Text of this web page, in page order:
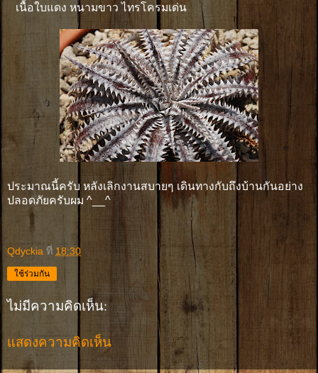
เนื้อใบแดง หนามขาว ไทรโครมเด่น
ประมาณนี้ครับ หลังเลิกงานสบายๆ เดินทางกับถึงบ้านกันอย่าง
ปลอดภัยครับผม ^__^
Qdyckia ที่ 18:30
ใช้ร่วมกัน
ไม่มีความคิดเห็น:
แสดงความคิดเห็น